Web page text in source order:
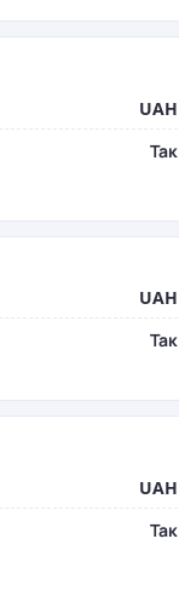
UAH
Так
UAH
Так
UAH
Так